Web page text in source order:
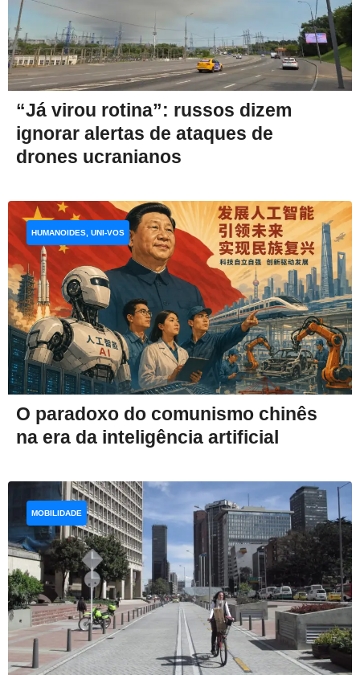
“Já virou rotina”: russos dizem
ignorar alertas de ataques de
drones ucranianos
O paradoxo do comunismo chinês
na era da inteligência artificial
HUMANOIDES, UNI-VOS
MOBILIDADE